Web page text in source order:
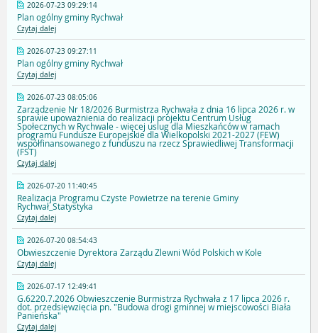
2026-07-23 09:29:14
Plan ogólny gminy Rychwał
Czytaj dalej
2026-07-23 09:27:11
Plan ogólny gminy Rychwał
Czytaj dalej
2026-07-23 08:05:06
Zarządzenie Nr 18/2026 Burmistrza Rychwała z dnia 16 lipca 2026 r. w
sprawie upoważnienia do realizacji projektu Centrum Usług
Społecznych w Rychwale - więcej uslug dla Mieszkańców w ramach
programu Fundusze Europejskie dla Wielkopolski 2021-2027 (FEW)
współfinansowanego z funduszu na rzecz Sprawiedliwej Transformacji
(FST)
Czytaj dalej
2026-07-20 11:40:45
Realizacja Programu Czyste Powietrze na terenie Gminy
Rychwał_Statystyka
Czytaj dalej
2026-07-20 08:54:43
Obwieszczenie Dyrektora Zarządu Zlewni Wód Polskich w Kole
Czytaj dalej
2026-07-17 12:49:41
G.6220.7.2026 Obwieszczenie Burmistrza Rychwała z 17 lipca 2026 r.
dot. przedsięwzięcia pn. "Budowa drogi gminnej w miejscowości Biała
Panieńska"
Czytaj dalej